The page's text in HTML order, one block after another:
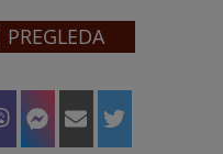
PREGLEDA